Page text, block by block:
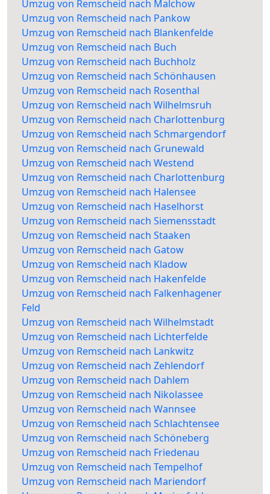
Umzug von Remscheid nach Malchow
Umzug von Remscheid nach Pankow
Umzug von Remscheid nach Blankenfelde
Umzug von Remscheid nach Buch
Umzug von Remscheid nach Buchholz
Umzug von Remscheid nach Schönhausen
Umzug von Remscheid nach Rosenthal
Umzug von Remscheid nach Wilhelmsruh
Umzug von Remscheid nach Charlottenburg
Umzug von Remscheid nach Schmargendorf
Umzug von Remscheid nach Grunewald
Umzug von Remscheid nach Westend
Umzug von Remscheid nach Charlottenburg
Umzug von Remscheid nach Halensee
Umzug von Remscheid nach Haselhorst
Umzug von Remscheid nach Siemensstadt
Umzug von Remscheid nach Staaken
Umzug von Remscheid nach Gatow
Umzug von Remscheid nach Kladow
Umzug von Remscheid nach Hakenfelde
Umzug von Remscheid nach Falkenhagener
Feld
Umzug von Remscheid nach Wilhelmstadt
Umzug von Remscheid nach Lichterfelde
Umzug von Remscheid nach Lankwitz
Umzug von Remscheid nach Zehlendorf
Umzug von Remscheid nach Dahlem
Umzug von Remscheid nach Nikolassee
Umzug von Remscheid nach Wannsee
Umzug von Remscheid nach Schlachtensee
Umzug von Remscheid nach Schöneberg
Umzug von Remscheid nach Friedenau
Umzug von Remscheid nach Tempelhof
Umzug von Remscheid nach Mariendorf